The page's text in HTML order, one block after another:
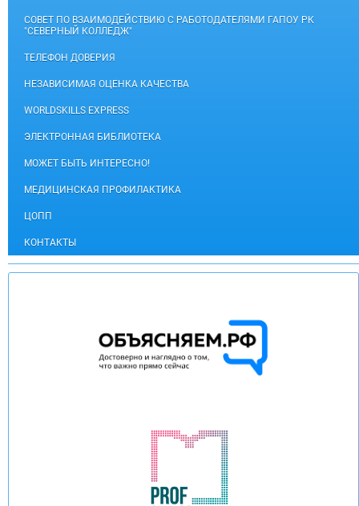
СОВЕТ ПО ВЗАИМОДЕЙСТВИЮ С РАБОТОДАТЕЛЯМИ ГАПОУ РК
"СЕВЕРНЫЙ КОЛЛЕДЖ"
ТЕЛЕФОН ДОВЕРИЯ
НЕЗАВИСИМАЯ ОЦЕНКА КАЧЕСТВА
WORLDSKILLS EXPRESS
ЭЛЕКТРОННАЯ БИБЛИОТЕКА
МОЖЕТ БЫТЬ ИНТЕРЕСНО!
МЕДИЦИНСКАЯ ПРОФИЛАКТИКА
ЦОПП
КОНТАКТЫ